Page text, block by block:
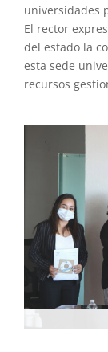
universidades
El rector
del estado la
esta sede
recursos